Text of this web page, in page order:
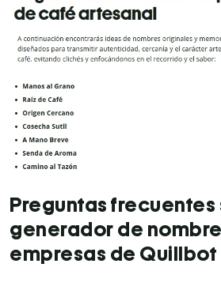
Preguntas frecuentes
generador de
empresas de Quillbot